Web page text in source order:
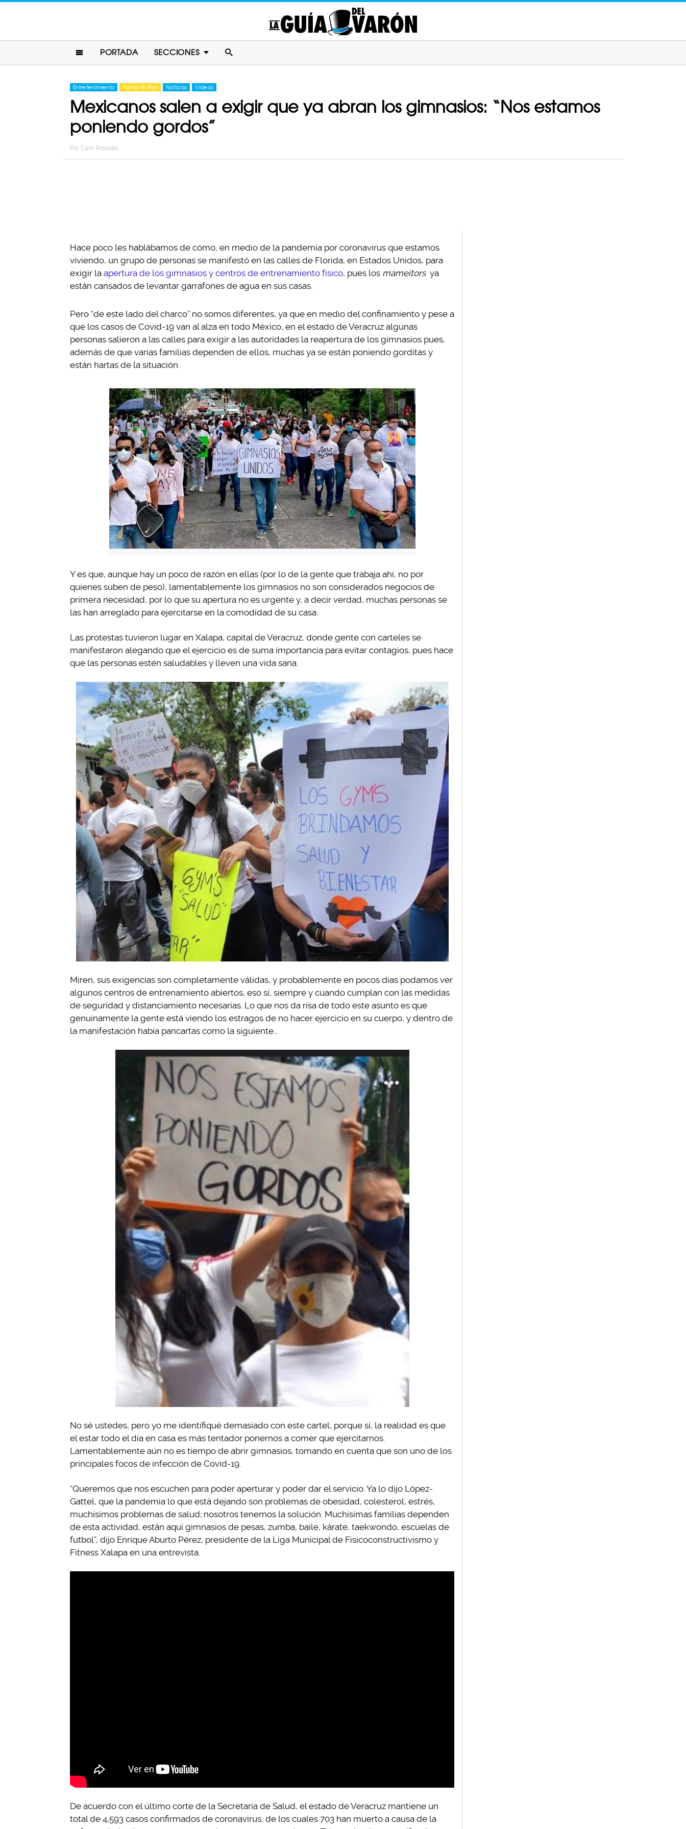
PORTADA SECCIONES
Entretenimiento Humor & Risa Noticias Videos
Mexicanos salen a exigir que ya abran los gimnasios: “Nos estamos
poniendo gordos”
Por Caro Rosales
Hace poco les hablábamos de cómo, en medio de la pandemia por coronavirus que estamos
viviendo, un grupo de personas se manifestó en las calles de Florida, en Estados Unidos, para
exigir la apertura de los gimnasios y centros de entrenamiento físico, pues los mameitors ya
están cansados de levantar garrafones de agua en sus casas.
Pero “de este lado del charco” no somos diferentes, ya que en medio del confinamiento y pese a
que los casos de Covid-19 van al alza en todo México, en el estado de Veracruz algunas
personas salieron a las calles para exigir a las autoridades la reapertura de los gimnasios pues,
además de que varias familias dependen de ellos, muchas ya se están poniendo gorditas y
están hartas de la situación.
Y es que, aunque hay un poco de razón en ellas (por lo de la gente que trabaja ahí, no por
quienes suben de peso), lamentablemente los gimnasios no son considerados negocios de
primera necesidad, por lo que su apertura no es urgente y, a decir verdad, muchas personas se
las han arreglado para ejercitarse en la comodidad de su casa.
Las protestas tuvieron lugar en Xalapa, capital de Veracruz, donde gente con carteles se
manifestaron alegando que el ejercicio es de suma importancia para evitar contagios, pues hace
que las personas estén saludables y lleven una vida sana.
Miren, sus exigencias son completamente válidas, y probablemente en pocos días podamos ver
algunos centros de entrenamiento abiertos, eso sí, siempre y cuando cumplan con las medidas
de seguridad y distanciamiento necesarias. Lo que nos da risa de todo este asunto es que
genuinamente la gente está viendo los estragos de no hacer ejercicio en su cuerpo, y dentro de
la manifestación había pancartas como la siguiente…
No sé ustedes, pero yo me identifiqué demasiado con este cartel, porque sí, la realidad es que
el estar todo el día en casa es más tentador ponernos a comer que ejercitarnos.
Lamentablemente aún no es tiempo de abrir gimnasios, tomando en cuenta que son uno de los
principales focos de infección de Covid-19.
“Queremos que nos escuchen para poder aperturar y poder dar el servicio. Ya lo dijo López-
Gattel, que la pandemia lo que está dejando son problemas de obesidad, colesterol, estrés,
muchísimos problemas de salud; nosotros tenemos la solución. Muchísimas familias dependen
de esta actividad, están aquí gimnasios de pesas, zumba, baile, kárate, taekwondo, escuelas de
futbol”, dijo Enrique Aburto Pérez, presidente de la Liga Municipal de Fisicoconstructivismo y
Fitness Xalapa en una entrevista.
De acuerdo con el último corte de la Secretaría de Salud, el estado de Veracruz mantiene un
total de 4,593 casos confirmados de coronavirus, de los cuales 703 han muerto a causa de la